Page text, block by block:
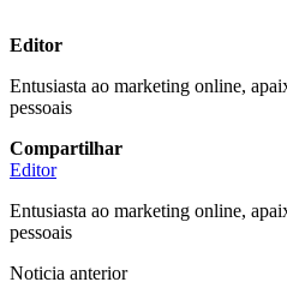
Editor
Entusiasta ao marketing online,
pessoais
Compartilhar
Editor
Entusiasta ao marketing online,
pessoais
Noticia anterior